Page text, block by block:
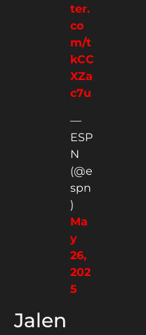
ter.
co
m/t
kCC
XZa
c7u
—
ESP
N
(@e
spn
)
Ma
y
26,
202
5
Jalen